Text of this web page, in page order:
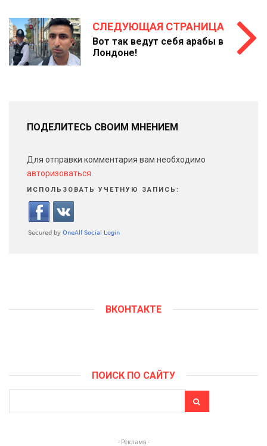
СЛЕДУЮЩАЯ СТРАНИЦА
Вот так ведут себя арабы в
Лондоне!
ПОДЕЛИТЕСЬ СВОИМ МНЕНИЕМ
Для отправки комментария вам необходимо
авторизоваться
ИСПОЛЬЗОВАТЬ УЧЕТНУЮ ЗАПИСЬ:
ВКОНТАКТЕ
ПОИСК ПО САЙТУ
- Реклама -